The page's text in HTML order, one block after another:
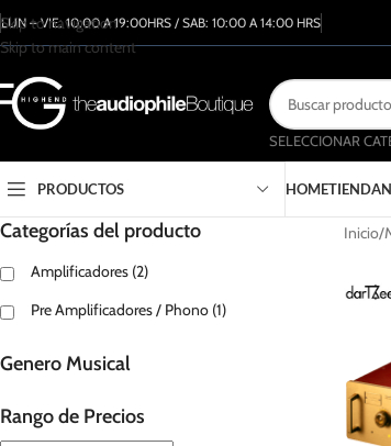
Skip to navigation
Skip to main content
LUN – VIE: 10:00 A 19:00HRS / SAB: 10:00 A 14:00 HRS
SELECCIONAR
PRODUCTOS HOMETIENDA
Categorías del producto
Amplificadores (2)
Pre Amplificadores / Phono (1)
Genero Musical
Rango de Precios
Inicio